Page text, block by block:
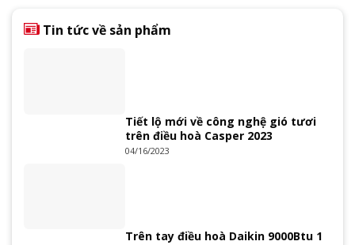
Tin tức về sản phẩm
Tiết lộ mới về công nghệ gió tươi
trên điều hoà Casper 2023
04/16/2023
Trên tay điều hoà Daikin 9000Btu 1